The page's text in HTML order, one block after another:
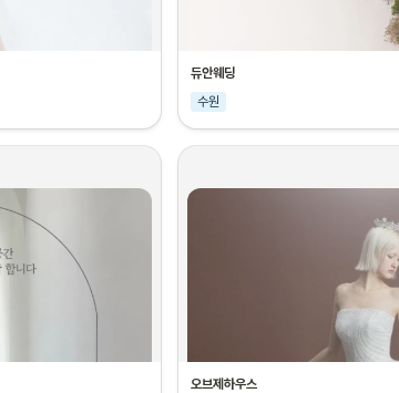
듀안웨딩
수원
오브제하우스